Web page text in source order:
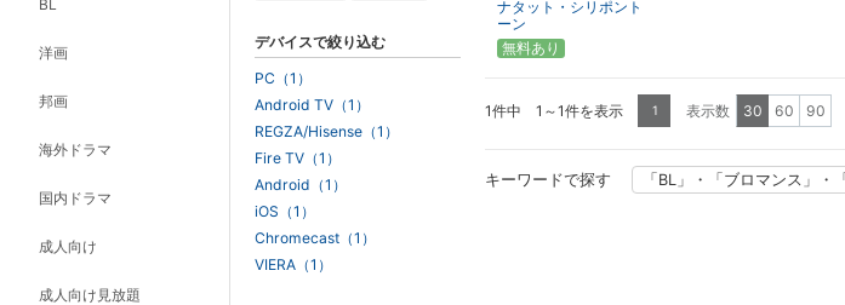
BL
洋画
邦画
海外ドラマ
国内ドラマ
成人向け
成人向け見放題
ナタット・シリポント
ーン
無料あり
1件中 1～1件を表示 1 表示数 30 60 90
キーワードで探す 「BL」・「ブロマンス」・
デバイスで絞り込む
PC（1）
Android TV（1）
REGZA/Hisense（1）
Fire TV（1）
Android（1）
iOS（1）
Chromecast（1）
VIERA（1）